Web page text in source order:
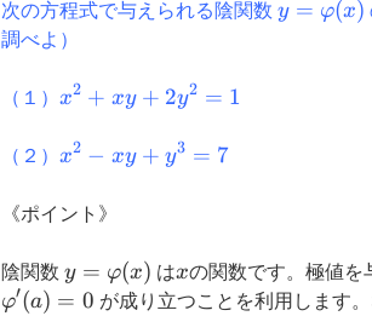
次の方程式で与えられる陰関数 y = φ(x)
調べよ）
（１） x^2+xy+2y^2=1
x2 + xy + 2y2 = 1
（２） x^2-
x2 − xy + y3 = 7
《ポイント》
陰関数 y=\varphi(x)
y = φ(x) はx
xの関数です。極値を
φ′(a) = 0 が成り立つことを利用します。